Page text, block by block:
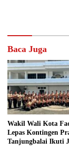
Baca Juga
Wakil Wali Kota
Lepas Kontingen
Tanjungbalai Ikuti